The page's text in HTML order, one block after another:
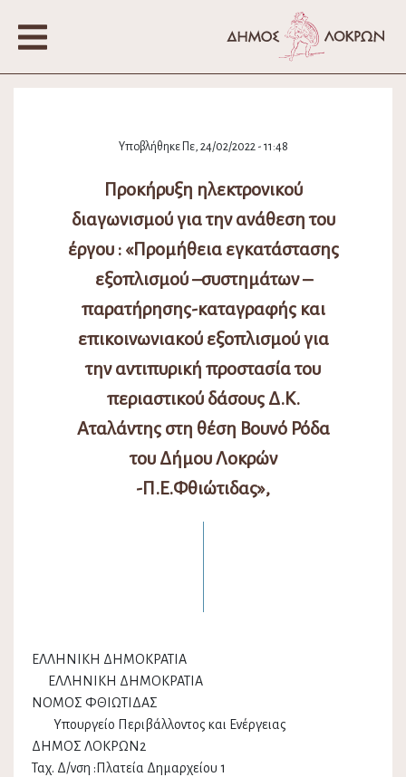
Υποβλήθηκε Πε, 24/02/2022 - 11:48
Προκήρυξη ηλεκτρονικού
διαγωνισμού για την ανάθεση του
έργου : «Προμήθεια εγκατάστασης
εξοπλισμού –συστημάτων –
παρατήρησης-καταγραφής και
επικοινωνιακού εξοπλισμού για
την αντιπυρική προστασία του
περιαστικού δάσους Δ.Κ.
Αταλάντης στη θέση Βουνό Ρόδα
του Δήμου Λοκρών
-Π.Ε.Φθιώτιδας»,
ΕΛΛΗΝΙΚΗ ΔΗΜΟΚΡΑΤΙΑ
ΕΛΛΗΝΙΚΗ ΔΗΜΟΚΡΑΤΙΑ
ΝΟΜΟΣ ΦΘΙΩΤΙΔΑΣ
Υπουργείο Περιβάλλοντος και Ενέργειας
ΔΗΜΟΣ ΛΟΚΡΩΝ2
Ταχ. Δ/νση :Πλατεία Δημαρχείου 1